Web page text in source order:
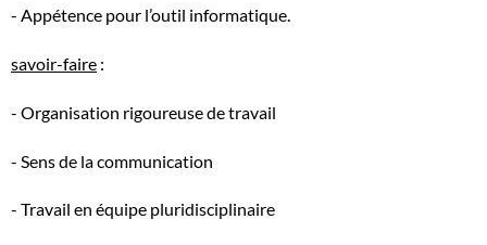
- Appétence pour l’outil informatique.
savoir-faire :
- Organisation rigoureuse de travail
- Sens de la communication
- Travail en équipe pluridisciplinaire